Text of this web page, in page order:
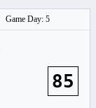
Game Day: 5
85